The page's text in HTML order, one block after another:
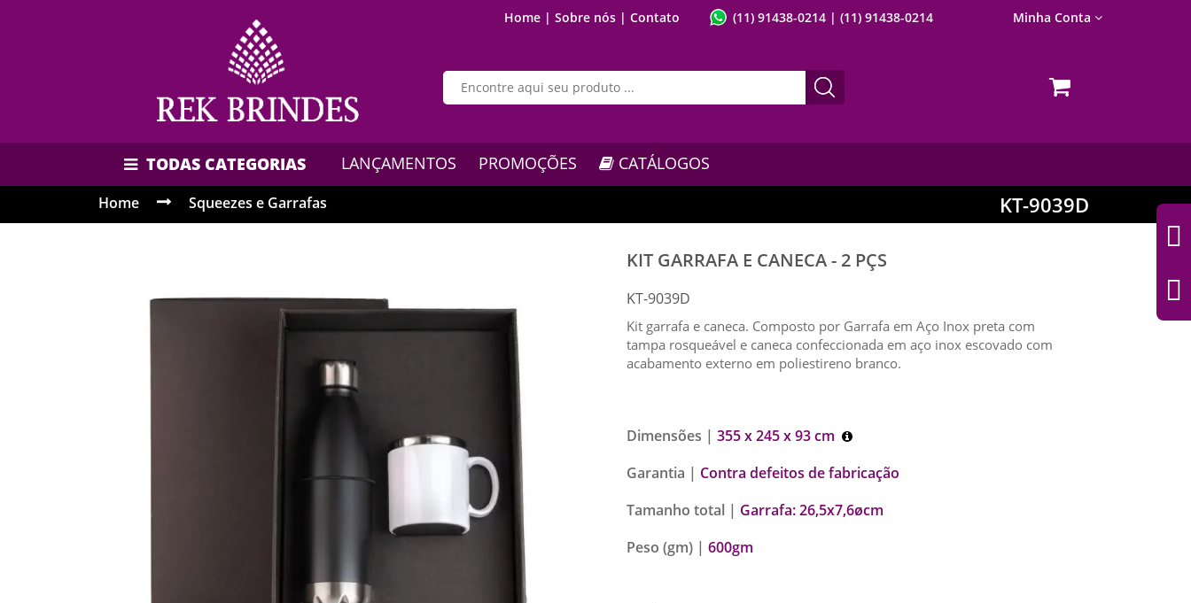
Home | Sobre nós | Contato (11) 91438-0214 | (11) 91438-0214 Minha Conta
TODAS CATEGORIAS LANÇAMENTOS PROMOÇÕES CATÁLOGOS
Home Squeezes e Garrafas KT-9039D
KIT GARRAFA E CANECA - 2 PÇS
KT-9039D
Kit garrafa e caneca. Composto por Garrafa em Aço Inox preta com
tampa rosqueável e caneca confeccionada em aço inox escovado com
acabamento externo em poliestireno branco.
Dimensões | 355 x 245 x 93 cm
Garantia | Contra defeitos de fabricação
Tamanho total | Garrafa: 26,5x7,6øcm
Peso (gm) | 600gm